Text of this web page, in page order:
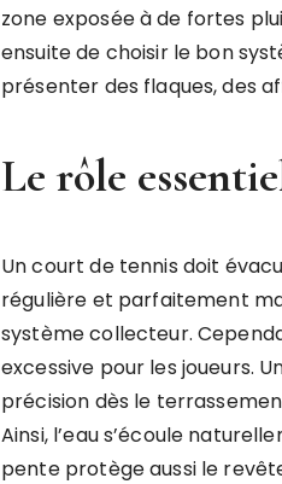
zone exposée à de fortes
ensuite de choisir le bon
présenter des flaques, des
Le rôle
Un court de tennis doit
régulière et parfaitement
système collecteur.
excessive pour les joueurs.
précision dès le
Ainsi, l’eau s’écoule
pente protège aussi le